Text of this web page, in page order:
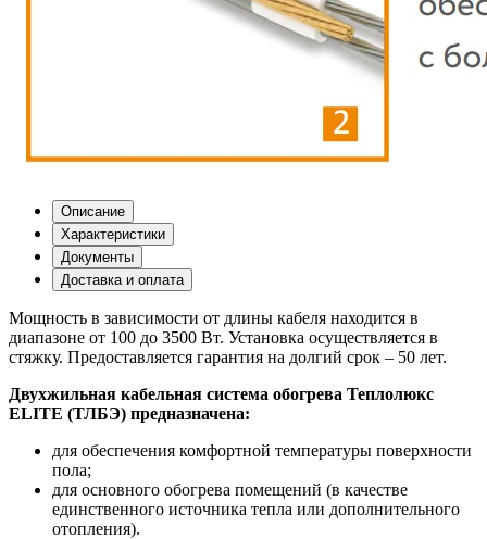
Описание
Характеристики
Документы
Доставка и оплата
Мощность в зависимости от длины кабеля находится в
диапазоне от 100 до 3500 Вт. Установка осуществляется в
стяжку. Предоставляется гарантия на долгий срок – 50 лет.
Двухжильная кабельная система обогрева Теплолюкс
ELITE (ТЛБЭ) предназначена:
для обеспечения комфортной температуры поверхности
пола;
для основного обогрева помещений (в качестве
единственного источника тепла или дополнительного
отопления).